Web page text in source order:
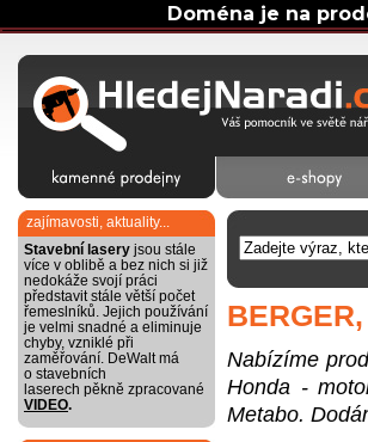
Doména je na
zajímavosti, aktuality...
Stavební lasery jsou stále
více v oblibě a bez nich si již
nedokáže svojí práci
představit stále větší počet
řemeslníků. Jejich používání
je velmi snadné a eliminuje
chyby, vzniklé při
zaměřování. DeWalt má
o stavebních
laserech pěkně zpracované
VIDEO.
Nabízíme
Honda -
Metabo.